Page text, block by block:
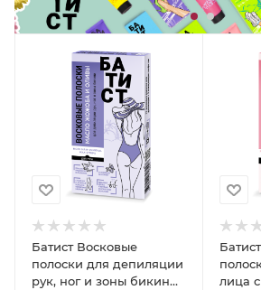
Батист Восковые
полоски для депиляции
рук, ног и зоны бикини
лица